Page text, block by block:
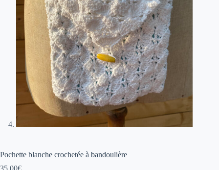
Pochette blanche crochetée à bandoulière
35,00€